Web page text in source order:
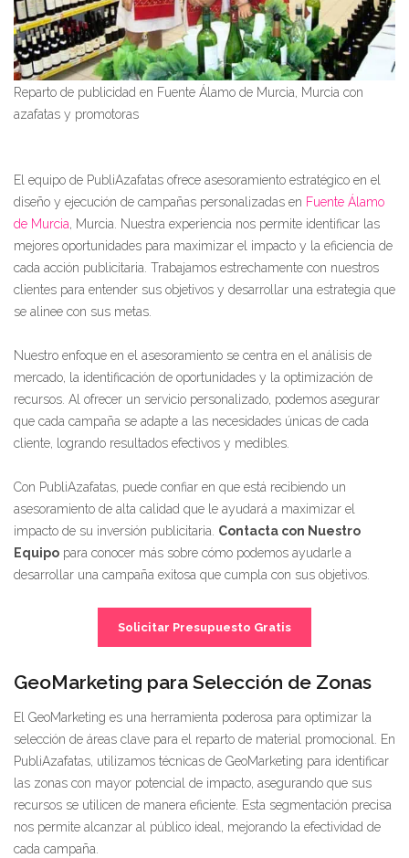
Reparto de publicidad en Fuente Álamo de Murcia, Murcia con
azafatas y promotoras
El equipo de PubliAzafatas ofrece asesoramiento estratégico en el
diseño y ejecución de campañas personalizadas en Fuente Álamo
de Murcia , Murcia. Nuestra experiencia nos permite identificar las
mejores oportunidades para maximizar el impacto y la eficiencia de
cada acción publicitaria. Trabajamos estrechamente con nuestros
clientes para entender sus objetivos y desarrollar una estrategia que
se alinee con sus metas.
Nuestro enfoque en el asesoramiento se centra en el análisis de
mercado, la identificación de oportunidades y la optimización de
recursos. Al ofrecer un servicio personalizado, podemos asegurar
que cada campaña se adapte a las necesidades únicas de cada
cliente, logrando resultados efectivos y medibles.
Con PubliAzafatas, puede confiar en que está recibiendo un
asesoramiento de alta calidad que le ayudará a maximizar el
impacto de su inversión publicitaria. Contacta con Nuestro
Equipo para conocer más sobre cómo podemos ayudarle a
desarrollar una campaña exitosa que cumpla con sus objetivos.
Solicitar Presupuesto Gratis
GeoMarketing para Selección de Zonas
El GeoMarketing es una herramienta poderosa para optimizar la
selección de áreas clave para el reparto de material promocional. En
PubliAzafatas, utilizamos técnicas de GeoMarketing para identificar
las zonas con mayor potencial de impacto, asegurando que sus
recursos se utilicen de manera eficiente. Esta segmentación precisa
nos permite alcanzar al público ideal, mejorando la efectividad de
cada campaña.